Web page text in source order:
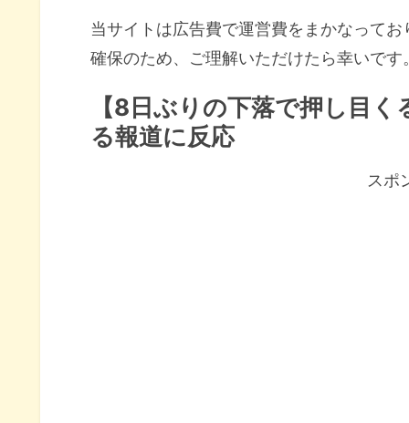
当サイトは広告費で運営費をまかなって
確保のため、ご理解いただけたら幸いです
【8日ぶりの下落で押し目
る報道に反応
スポ